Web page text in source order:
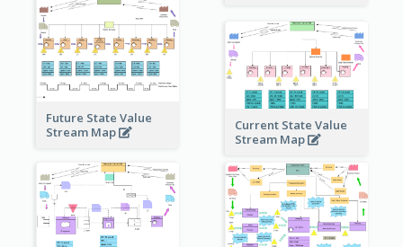
Future State Value
Stream Map
Current State Value
Stream Map